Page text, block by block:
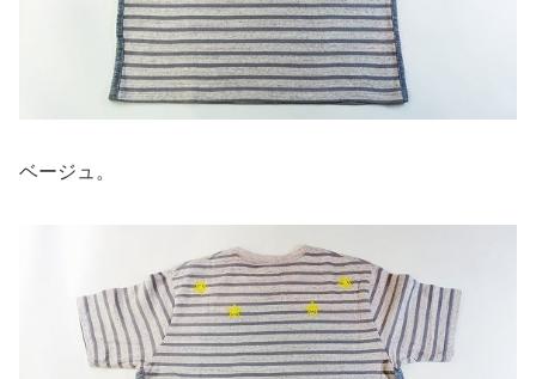
ベージュ。